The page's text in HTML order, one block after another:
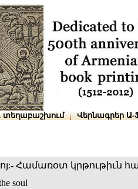
տեղաբաշխում Վերնագրեր Ա-
Համառօտ կրթութիւն
soul